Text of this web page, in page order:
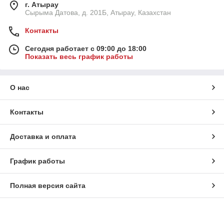
г. Атырау
Сырыма Датова, д. 201Б, Атырау, Казахстан
Контакты
Сегодня работает с 09:00 до 18:00
Показать весь график работы
О нас
Контакты
Доставка и оплата
График работы
Полная версия сайта